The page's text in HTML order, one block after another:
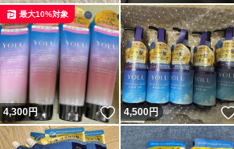
4,300円 いいね！
最大10%対象
4,500円